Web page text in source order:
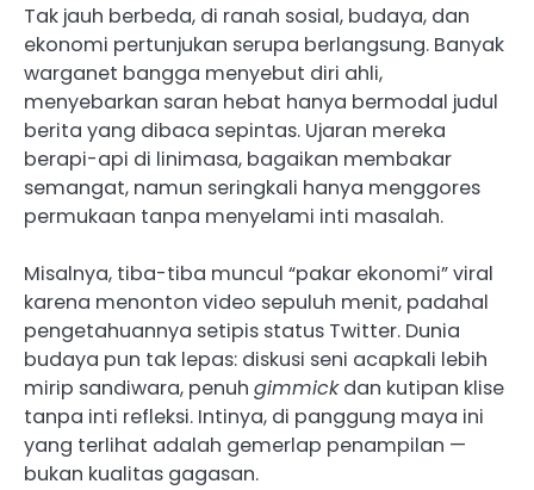
Tak jauh berbeda, di ranah sosial, budaya, dan
ekonomi pertunjukan serupa berlangsung. Banyak
warganet bangga menyebut diri ahli,
menyebarkan saran hebat hanya bermodal judul
berita yang dibaca sepintas. Ujaran mereka
berapi-api di linimasa, bagaikan membakar
semangat, namun seringkali hanya menggores
permukaan tanpa menyelami inti masalah.
Misalnya, tiba-tiba muncul “pakar ekonomi” viral
karena menonton video sepuluh menit, padahal
pengetahuannya setipis status Twitter. Dunia
budaya pun tak lepas: diskusi seni acapkali lebih
mirip sandiwara, penuh gimmickdan kutipan klise
tanpa inti refleksi. Intinya, di panggung maya ini
yang terlihat adalah gemerlap penampilan —
bukan kualitas gagasan.